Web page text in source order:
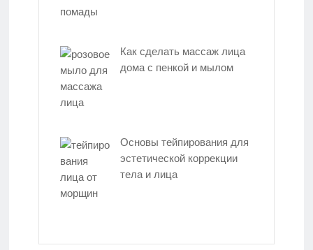
Как сделать массаж лица
дома с пенкой и мылом
Основы тейпирования для
эстетической коррекции
тела и лица